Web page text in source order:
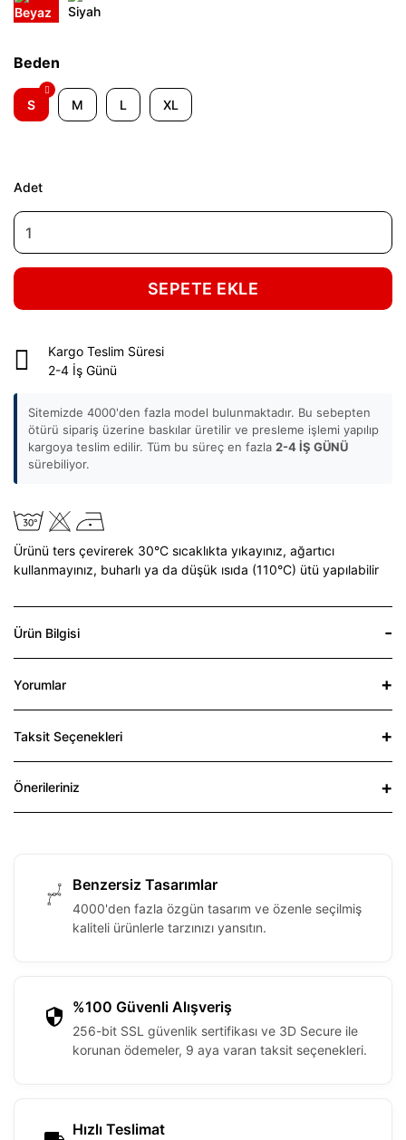
Beden
S M L XL
Adet
SEPETE EKLE
Kargo Teslim Süresi
2-4 İş Günü
Sitemizde 4000'den fazla model bulunmaktadır. Bu sebepten
ötürü sipariş üzerine baskılar üretilir ve presleme işlemi yapılıp
kargoya teslim edilir. Tüm bu süreç en fazla 2-4 İŞ GÜNÜ
sürebiliyor.
Ürünü ters çevirerek 30°C sıcaklıkta yıkayınız, ağartıcı
kullanmayınız, buharlı ya da düşük ısıda (110°C) ütü yapılabilir
Ürün Bilgisi
Yorumlar
Taksit Seçenekleri
Önerileriniz
Benzersiz Tasarımlar
4000'den fazla özgün tasarım ve özenle seçilmiş
kaliteli ürünlerle tarzınızı yansıtın.
%100 Güvenli Alışveriş
256-bit SSL güvenlik sertifikası ve 3D Secure ile
korunan ödemeler, 9 aya varan taksit seçenekleri.
Hızlı Teslimat